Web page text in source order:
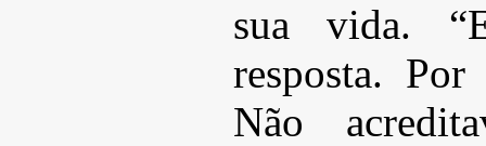
sua vida.
resposta.
Não